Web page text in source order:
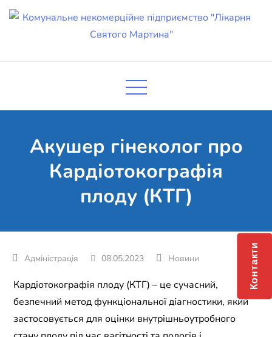
Skip
підприємство "Лікарня Святого
Акушер гінеколог про
Кардіотокографія
плоду (КТГ)
08.05.2023 Новини
Кардіотокографія плоду (КТГ) – це сучасний,
безпечний метод функціональної діагностики, який
застосовується для оцінки внутрішньоутробного
Контакти